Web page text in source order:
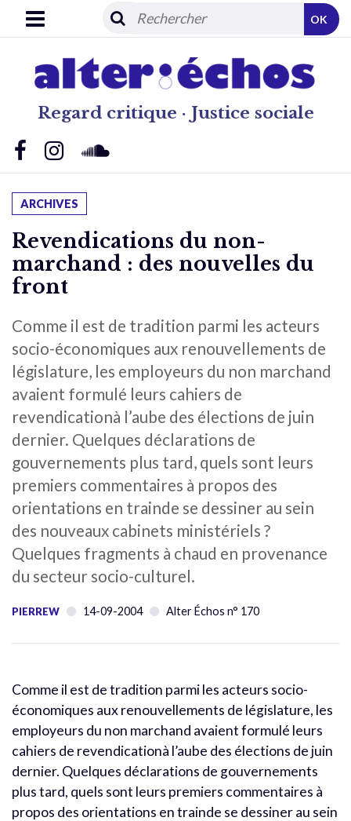
Regard critique · Justice sociale
OK
ARCHIVES
Revendications du non-
marchand : des nouvelles du
front
Comme il est de tradition parmi les acteurs
socio-économiques aux renouvellements de
législature, les employeurs du non marchand
avaient formulé leurs cahiers de
revendicationà l’aube des élections de juin
dernier. Quelques déclarations de
gouvernements plus tard, quels sont leurs
premiers commentaires à propos des
orientations en trainde se dessiner au sein
des nouveaux cabinets ministériels ?
Quelques fragments à chaud en provenance
du secteur socio-culturel.
PIERREW 14-09-2004 Alter Échos n° 170
Comme il est de tradition parmi les acteurs socio-
économiques aux renouvellements de législature, les
employeurs du non marchand avaient formulé leurs
cahiers de revendicationà l’aube des élections de juin
dernier. Quelques déclarations de gouvernements
plus tard, quels sont leurs premiers commentaires à
propos des orientations en trainde se dessiner au sein